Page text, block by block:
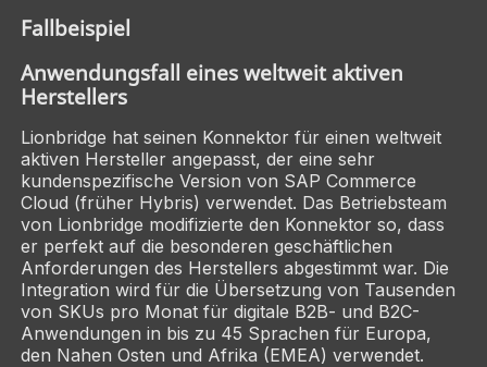
Fallbeispiel
Anwendungsfall eines weltweit aktiven
Herstellers
Lionbridge hat seinen Konnektor für einen weltweit
aktiven Hersteller angepasst, der eine sehr
kundenspezifische Version von SAP Commerce
Cloud (früher Hybris) verwendet. Das Betriebsteam
von Lionbridge modifizierte den Konnektor so, dass
er perfekt auf die besonderen geschäftlichen
Anforderungen des Herstellers abgestimmt war. Die
Integration wird für die Übersetzung von Tausenden
von SKUs pro Monat für digitale B2B- und B2C-
Anwendungen in bis zu 45 Sprachen für Europa,
den Nahen Osten und Afrika (EMEA) verwendet.